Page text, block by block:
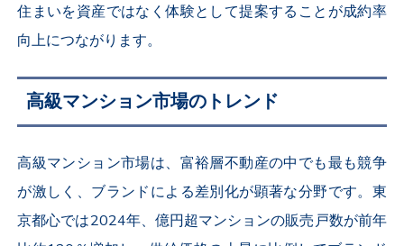
住まいを資産ではなく体験として提案することが成約率
向上につながります。
高級マンション市場のトレンド
高級マンション市場は、富裕層不動産の中でも最も競争
が激しく、ブランドによる差別化が顕著な分野です。東
京都心では2024年、億円超マンションの販売戸数が前年